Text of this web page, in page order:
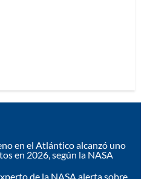
en el Atlántico alcanzó uno
en 2026, según la NASA
de la NASA alerta sobre